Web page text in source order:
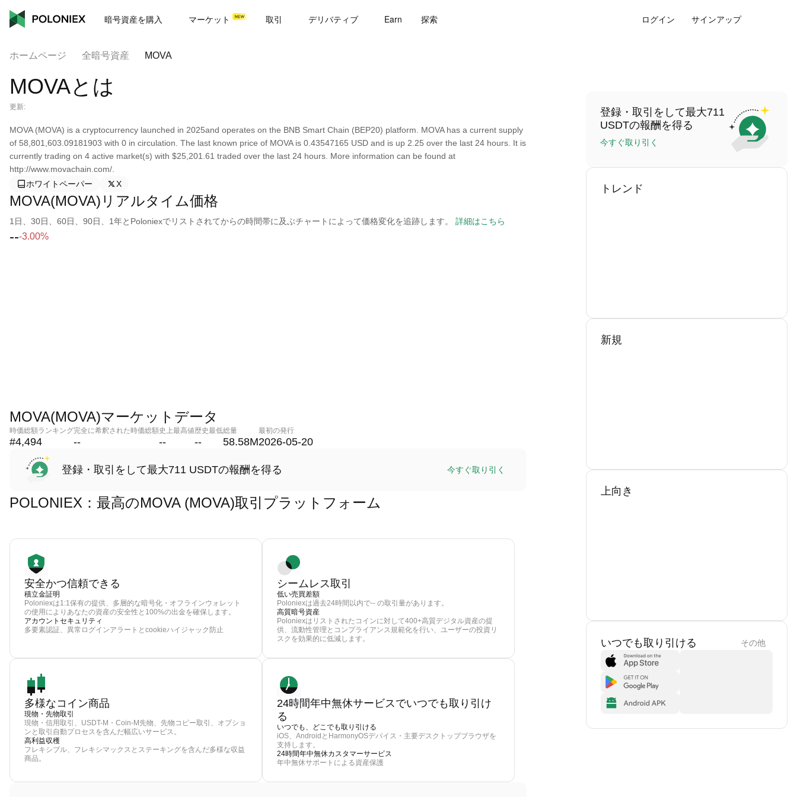
暗号資産を購入 マーケット 取引 デリバティブ Earn 探索 ログイン サインアップ
ホームページ 全暗号資産 MOVA
MOVAとは
更新:
MOVA (MOVA) is a cryptocurrency launched in 2025and operates on the BNB Smart Chain (BEP20) platform. MOVA has a current supply
of 58,801,603.09181903 with 0 in circulation. The last known price of MOVA is 0.43547165 USD and is up 2.25 over the last 24 hours. It is
currently trading on 4 active market(s) with $25,201.61 traded over the last 24 hours. More information can be found at
http://www.movachain.com/.
ホワイトペーパー
X
MOVA(MOVA)リアルタイム価格
1日、30日、60日、90日、1年とPoloniexでリストされてからの時間帯に及ぶチャートによって価格変化を追跡します。 詳細はこちら
---3.00%
MOVA(MOVA)マーケットデータ
時価総額ランキング
#4,494
完全に希釈された時価総額
--
史上最高値
--
歴史最低
--
総量
58.58M
最初の発行
2026-05-20
登録・取引をして最大711 USDTの報酬を得る 今すぐ取り引く
POLONIEX：最高のMOVA (MOVA)取引プラットフォーム
安全かつ信頼できる
積立金証明
Poloniexは1:1保有の提供、多層的な暗号化・オフラインウォレット
の使用によりあなたの資産の安全性と100%の出金を確保します。
アカウントセキュリティ
多要素認証、異常ログインアラートとcookieハイジャック防止
シームレス取引
低い売買差額
Poloniexは過去24時間以内で-- の取引量があります。
高質暗号資産
Poloniexはリストされたコインに対して400+高質デジタル資産の提
供、流動性管理とコンプライアンス規範化を行い、ユーザーの投資リ
スクを効果的に低減します。
多様なコイン商品
現物・先物取引
現物・信用取引、USDT-M・Coin-M先物、先物コピー取引、オプショ
ンと取引自動プロセスを含んだ幅広いサービス。
高利益収穫
フレキシブル、フレキシマックスとステーキングを含んだ多様な収益
商品。
24時間年中無休サービスでいつでも取り引け
る
いつでも、どこでも取り引ける
iOS、AndroidとHarmonyOSデバイス・主要デスクトップブラウザを
支持します。
24時間年中無休カスタマーサービス
年中無休サポートによる資産保護
登録・取引をして最大711
USDTの報酬を得る
今すぐ取り引く
トレンド
新規
上向き
いつでも取り引ける その他